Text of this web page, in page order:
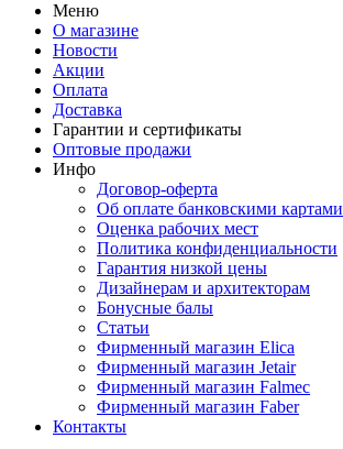
Меню
О магазине
Новости
Акции
Оплата
Доставка
Гарантии и сертификаты
Оптовые продажи
Инфо
Договор-оферта
Об оплате банковскими картами
Оценка рабочих мест
Политика конфиденциальности
Гарантия низкой цены
Дизайнерам и архитекторам
Бонусные балы
Статьи
Фирменный магазин Elica
Фирменный магазин Jetair
Фирменный магазин Falmec
Фирменный магазин Faber
Контакты